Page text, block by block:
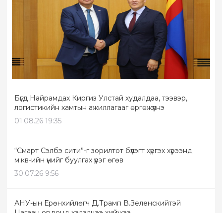
Бүгд Найрамдах Киргиз Улстай худалдаа, тээвэр,
логистикийн хамтын ажиллагааг өргөжүүлнэ
01.08.26 19:35
“Смарт Сэлбэ сити”-г зорилтот бүлэгт хүргэх хүрээнд
м.кв-ийн үнийг буулгах үүрэг өгөв
30.07.26 9:56
АНУ-ын Ерөнхийлөгч Д.Трамп В.Зеленскийтэй